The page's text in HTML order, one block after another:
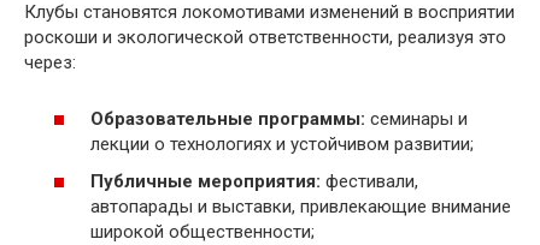
Клубы становятся локомотивами изменений в восприятии
роскоши и экологической ответственности, реализуя это
через:
Образовательные программы: семинары и
лекции о технологиях и устойчивом развитии;
Публичные мероприятия: фестивали,
автопарады и выставки, привлекающие внимание
широкой общественности;